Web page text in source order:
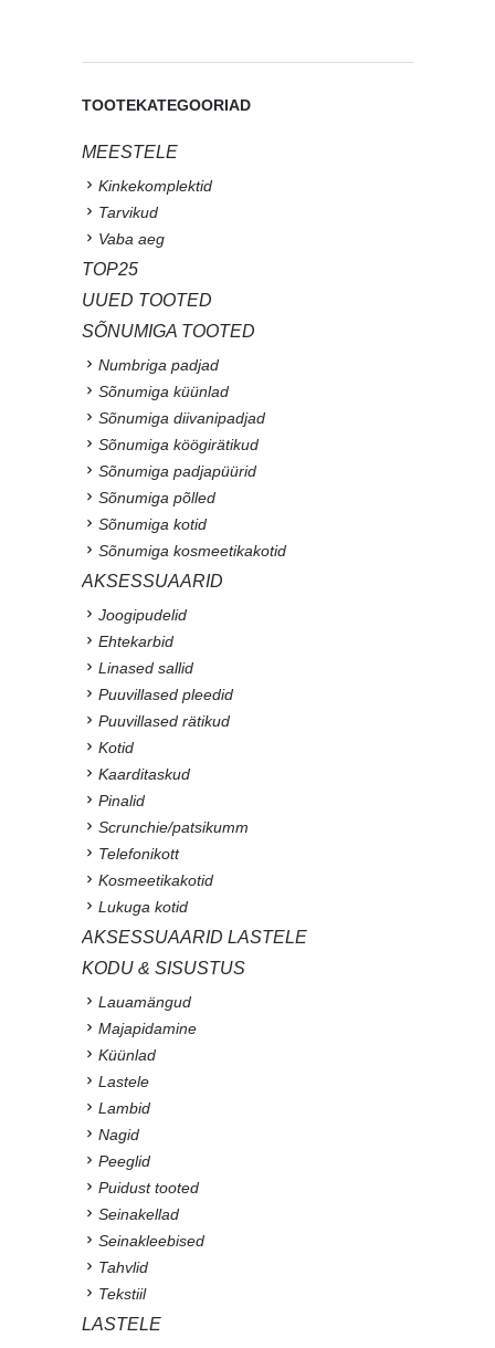
TOOTEKATEGOORIAD
MEESTELE
Kinkekomplektid
Tarvikud
Vaba aeg
TOP25
UUED TOOTED
SÕNUMIGA TOOTED
Numbriga padjad
Sõnumiga küünlad
Sõnumiga diivanipadjad
Sõnumiga köögirätikud
Sõnumiga padjapüürid
Sõnumiga põlled
Sõnumiga kotid
Sõnumiga kosmeetikakotid
AKSESSUAARID
Joogipudelid
Ehtekarbid
Linased sallid
Puuvillased pleedid
Puuvillased rätikud
Kotid
Kaarditaskud
Pinalid
Scrunchie/patsikumm
Telefonikott
Kosmeetikakotid
Lukuga kotid
AKSESSUAARID LASTELE
KODU & SISUSTUS
Lauamängud
Majapidamine
Küünlad
Lastele
Lambid
Nagid
Peeglid
Puidust tooted
Seinakellad
Seinakleebised
Tahvlid
Tekstiil
LASTELE